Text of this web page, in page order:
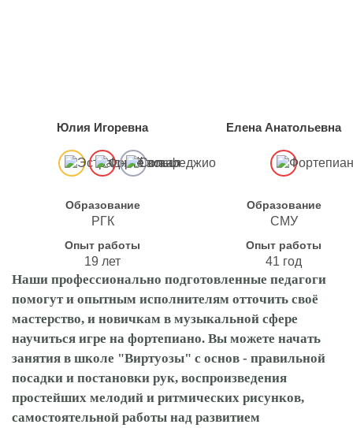
Юлия Игоревна
Образование
РГК
Опыт работы
19 лет
Елена Анатольевна
Образование
СМУ
Опыт работы
41 год
Наши профессионально подготовленные педагоги
помогут и опытным исполнителям отточить своё
мастерство, и новичкам в музыкальной сфере
научиться игре на фортепиано. Вы можете начать
занятия в школе "Виртуозы" с основ - правильной
посадки и постановки рук, воспроизведения
простейших мелодий и ритмических рисунков,
самостоятельной работы над развитием